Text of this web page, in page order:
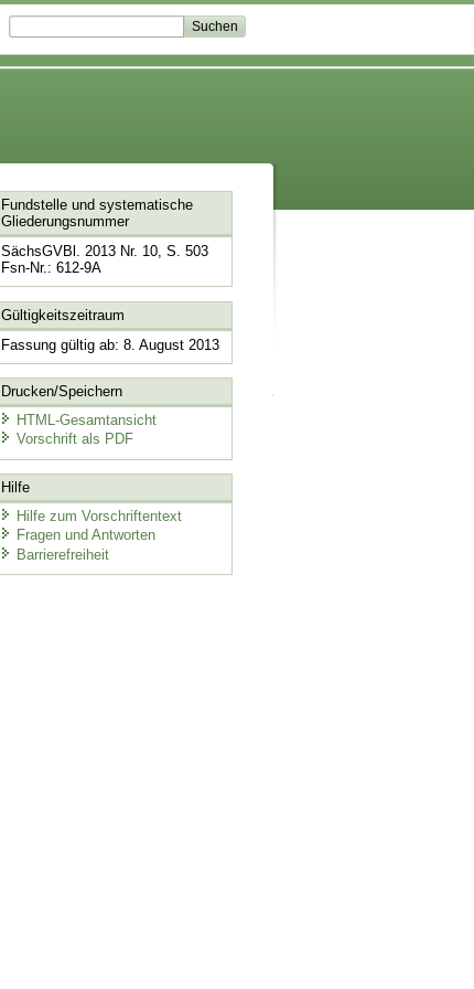
Fundstelle und systematische
Gliederungsnummer
SächsGVBl. 2013 Nr. 10, S. 503
Fsn-Nr.: 612-9A
Gültigkeitszeitraum
Fassung gültig ab: 8. August 2013
Drucken/Speichern
HTML-Gesamtansicht
Vorschrift als PDF
Hilfe
Hilfe zum Vorschriftentext
Fragen und Antworten
Barrierefreiheit